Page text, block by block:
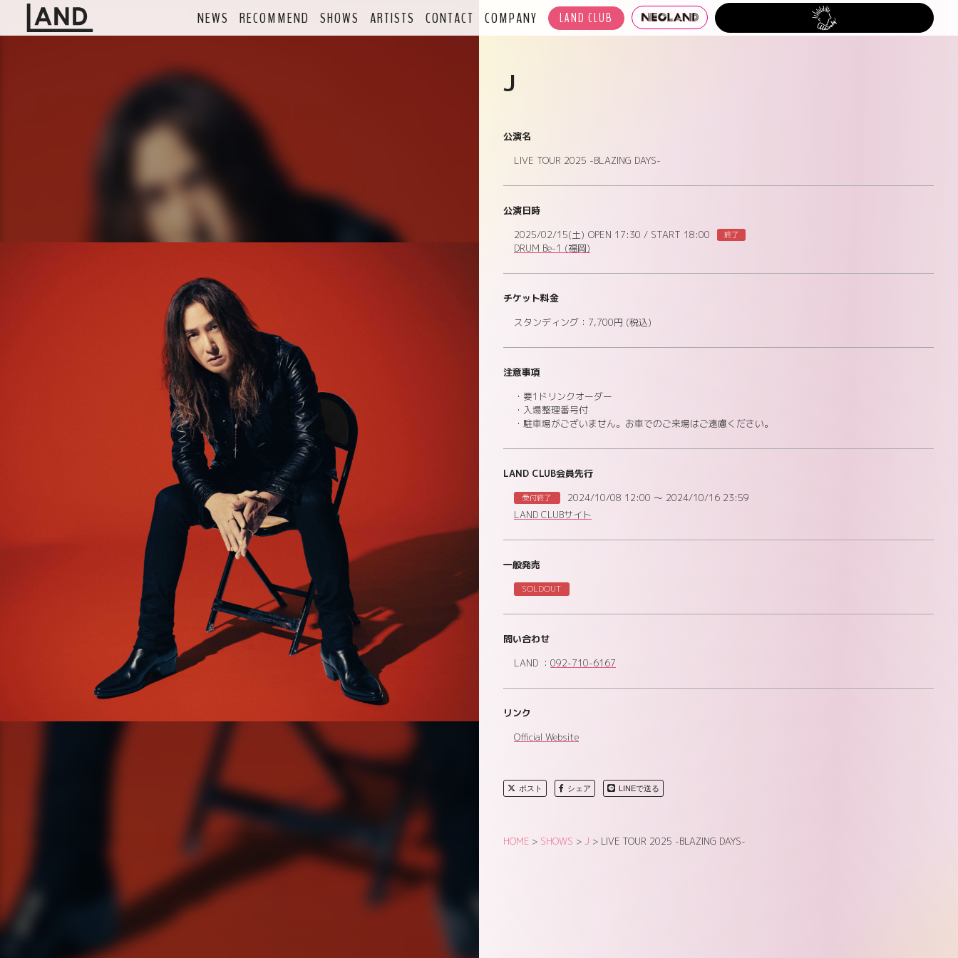
NEWS RECOMMEND SHOWS ARTISTS CONTACT COMPANY LAND CLUB
J
公演名
LIVE TOUR 2025 -BLAZING DAYS-
公演日時
2025/02/15(土) OPEN 17:30 /START 18:00 終了
DRUM Be-1 (福岡)
チケット料金
スタンディング：7,700円 (税込)
注意事項
・要1ドリンクオーダー
・入場整理番号付
・駐車場がございません。お車でのご来場はご遠慮ください。
LAND CLUB会員先行
受付終了
2024/10/08 12:00 〜 2024/10/16 23:59
LAND CLUBサイト
一般発売
SOLDOUT
問い合わせ
LAND ： 092-710-6167
リンク
Official Website
ポスト シェア LINEで送る
HOME> SHOWS > J > LIVE TOUR 2025 -BLAZING DAYS-